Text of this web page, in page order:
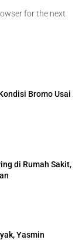
for the next
Bromo Usai
di Rumah Sakit,
Yasmin